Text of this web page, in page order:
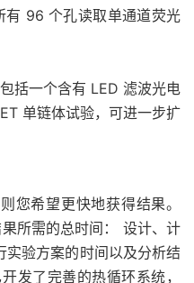
有 96 个孔读取单通道荧光
括一个含有 LED 滤波光电
单链体试验，可进一步扩
您希望更快地获得结果。
所需的总时间： 设计、计
验方案的时间以及分析结
发了完善的热循环系统，